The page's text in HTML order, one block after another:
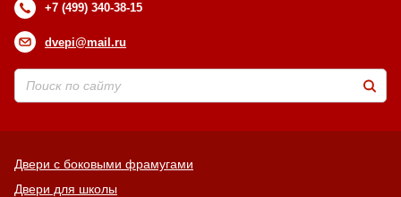
+7 (499) 340-38-15
dvepi@mail.ru
Двери с боковыми фрамугами
Двери для школы